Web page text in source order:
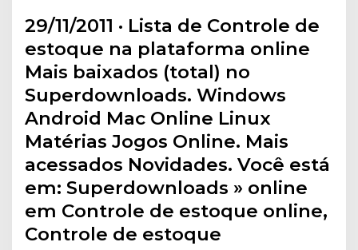
29/11/2011 · Lista de Controle de
estoque na plataforma online
Mais baixados (total) no
Superdownloads. Windows
Android Mac Online Linux
Matérias Jogos Online. Mais
acessados Novidades. Você está
em: Superdownloads » online
em Controle de estoque online,
Controle de estoque